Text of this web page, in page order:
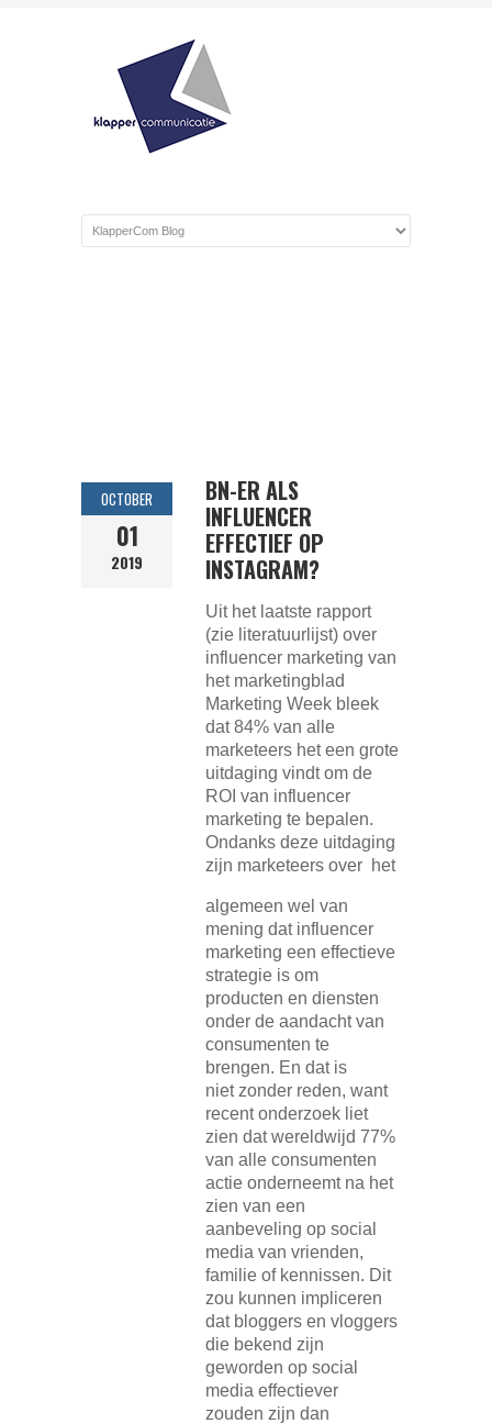
OCTOBER
01
2019
BN-ER ALS
INFLUENCER
EFFECTIEF OP
INSTAGRAM?
Uit het laatste rapport
(zie literatuurlijst) over
influencer marketing van
het marketingblad
Marketing Week bleek
dat 84% van alle
marketeers het een grote
uitdaging vindt om de
ROI van influencer
marketing te bepalen.
Ondanks deze uitdaging
zijn marketeers over het
algemeen wel van
mening dat influencer
marketing een effectieve
strategie is om
producten en diensten
onder de aandacht van
consumenten te
brengen. En dat is
niet zonder reden, want
recent onderzoek liet
zien dat wereldwijd 77%
van alle consumenten
actie onderneemt na het
zien van een
aanbeveling op social
media van vrienden,
familie of kennissen. Dit
zou kunnen impliceren
dat bloggers en vloggers
die bekend zijn
geworden op social
media effectiever
zouden zijn dan